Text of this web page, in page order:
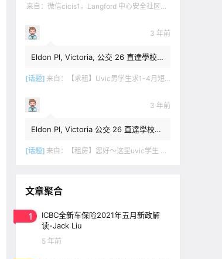
来自： 微信cicis1，Langford 中心安全社区完全独立平地出入一室一厅一书房步行5分钟到公车站和商业圈 有后花园和.
3 年前
Eldon Pl, Victoria, 公交 26 直達學校，
[话题] 来自： 【求租】Uvic男学生求1-4月短租
3 年前
Eldon Pl, Victoria 公交 26 直達學校，
[话题] 来自： 【租房】您好～这里uvic学生 明年1月份开始 希望找个独立出入的 爱干净 谢谢！
文章聚合
1
ICBC全新车保险2021年五月新政解
读-Jack Liu
5 年前